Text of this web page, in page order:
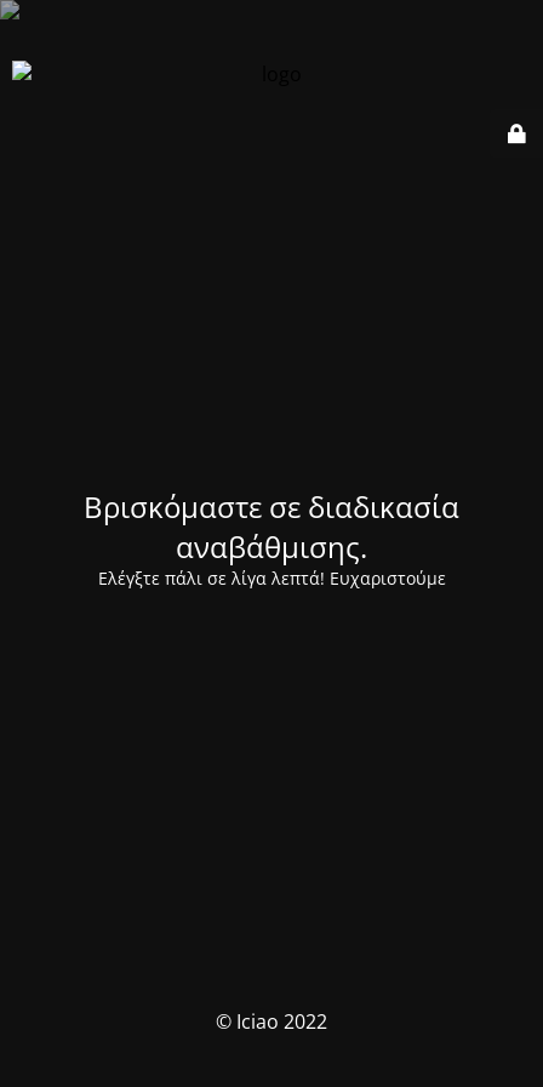
Βρισκόμαστε σε διαδικασία
αναβάθμισης.
Ελέγξτε πάλι σε λίγα λεπτά! Ευχαριστούμε
© Iciao 2022